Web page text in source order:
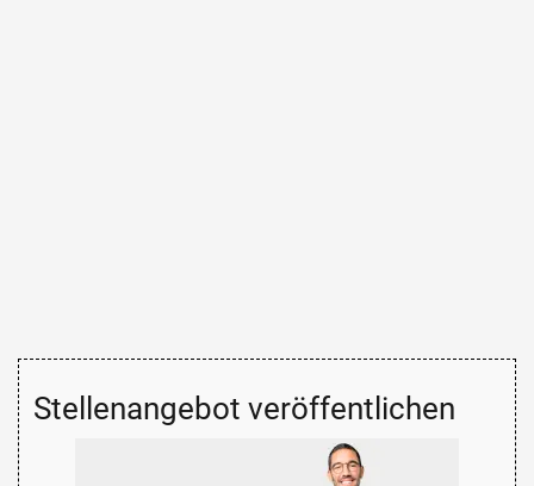
Stellenangebot veröffentlichen